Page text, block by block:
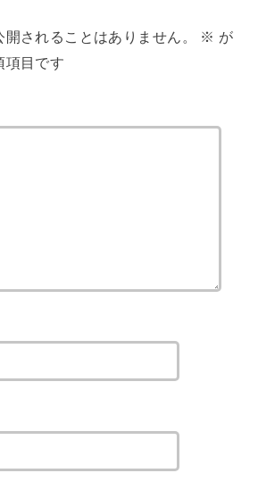
されることはありません。 ※ が
項目です